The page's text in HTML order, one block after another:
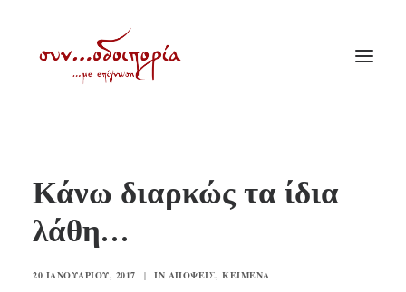
ΘΕΜΑΤΟΛΟΓΙΑ
ΑΝΑΚΟΙΝΩΣΕΙΣ
Κάνω διαρκώς τα ίδια
λάθη…
20 ΙΑΝΟΥΑΡΊΟΥ, 2017 | IN ΑΠΌΨΕΙΣ, ΚΕΊΜΕΝΑ